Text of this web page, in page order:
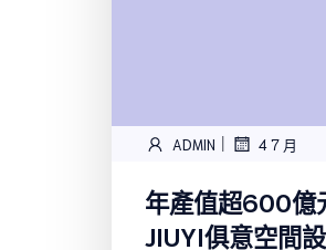
ADMIN | 4 7 月
年產值超600億
JIUYI俱意空間